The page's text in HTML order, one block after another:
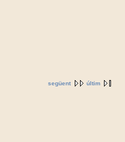
següent últim